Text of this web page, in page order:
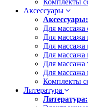
Комплекты
Аксессуары
Аксессуары:
Для
Для массажа
Для массажа
Для массажа
Для массажа
Для массажа
Комплекты
Литература
Литература: